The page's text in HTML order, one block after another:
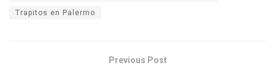
Trapitos en Palermo
Previous Post